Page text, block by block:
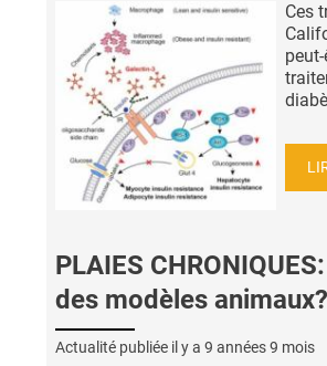
Ces
PLAIES
des modèles animaux?
Actualité publiée il y a 9 années 9 mois